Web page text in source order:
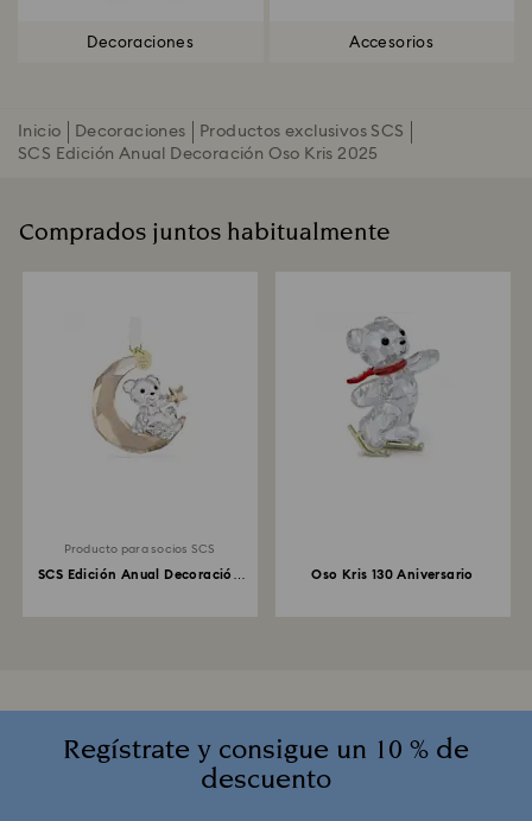
Decoraciones Accesorios
Inicio Decoraciones
Productos exclusivos SCS
SCS Edición Anual Decoración Oso Kris 2025
Comprados juntos habitualmente
Producto para socios SCS
SCS Edición Anual Decoración
Oso Kris 130 Aniversario
Regístrate y consigue un 10 % de
descuento